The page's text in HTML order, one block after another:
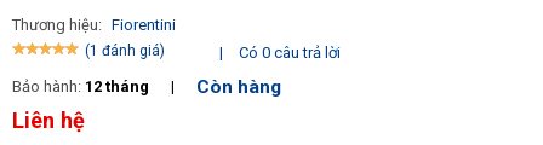
thùng chứa.
- Nếu hóa chất còn thì có thể giữ lại để giặt tiếp, hoặc đổ đi, rồi
rửa sạch bình chứa hóa chất
Thương hiệu: Fiorentini
(1 đánh giá) |
Có 0 câu trả lời
Bảo hành: 12 tháng | Còn hàng
Liên hệ